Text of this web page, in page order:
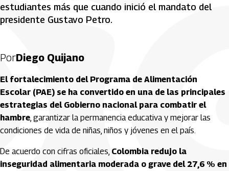
estudiantes más que cuando inició el mandato del
presidente Gustavo Petro.
PorDiego Quijano
El fortalecimiento del Programa de Alimentación
Escolar (PAE) se ha convertido en una de las principales
estrategias del Gobierno nacional para combatir el
hambre, garantizar la permanencia educativa y mejorar las
condiciones de vida de niñas, niños y jóvenes en el país.
De acuerdo con cifras oficiales, Colombia redujo la
inseguridad alimentaria moderada o grave del 27,6 % en